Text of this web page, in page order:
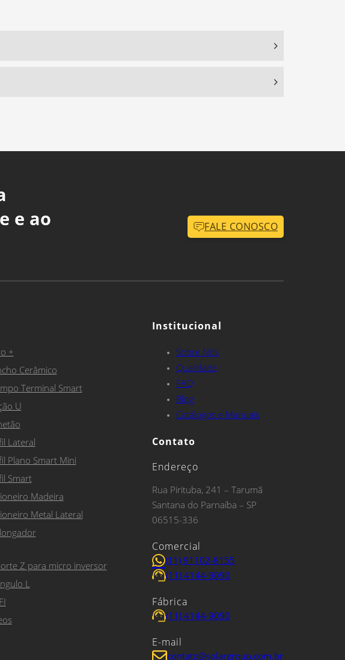
e ao
FALE CONOSCO
+
Cerâmico
Terminal Smart
U
Lateral
Plano Smart Mini
Smart
Madeira
Metal Lateral
Z para micro inversor
L
Institucional
Sobre Nós
Qualidade
FAQ
Blog
Catálogos e Manuais
Contato
Endereço
Rua Pirituba, 241 – Tarumã
Santana do Parnaíba – SP
06515-336
Comercial
(11) 91102-8155
(11) 4144-9090
Fábrica
(11) 4144-9090
E-mail
contato@solargroup.com.br